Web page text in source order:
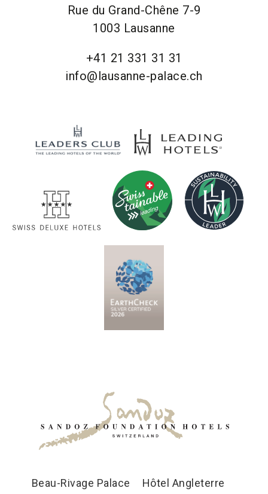
Rue du Grand-Chêne 7-9
1003 Lausanne
+41 21 331 31 31
info@lausanne-palace.ch
Beau-Rivage Palace Hôtel Angleterre